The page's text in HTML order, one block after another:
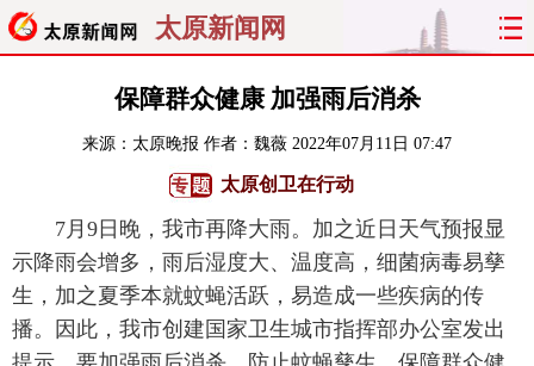
太原新闻网
聚焦 太原
经济 关注 文明 出行
旅游 理财 政务 教育
看天下 晋月读 最太原 网罗民生
保障群众健康 加强雨后消杀
来源： 太原晚报 作者：魏薇 2022年07月11日 07:47
太原创卫在行动
7月9日晚，我市再降大雨。加之近日天气预报显
示降雨会增多，雨后湿度大、温度高，细菌病毒易孳
生，加之夏季本就蚊蝇活跃，易造成一些疾病的传
播。因此，我市创建国家卫生城市指挥部办公室发出